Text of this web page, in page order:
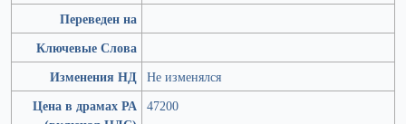
Переведен на
Ключевые Слова
Изменения НД Не изменялся
Цена в драмах РА 47200